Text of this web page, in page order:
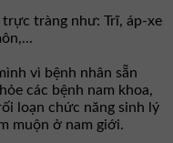
tràng như: Trĩ, áp-xe
vì bệnh nhân sẵn
các bệnh nam khoa,
loạn chức năng sinh lý
muộn ở nam giới.